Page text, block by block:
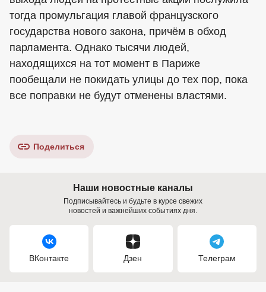
тогда промульгация главой французского
государства нового закона, причём в обход
парламента. Однако тысячи людей,
находящихся на тот момент в Париже
пообещали не покидать улицы до тех пор, пока
все поправки не будут отменены властями.
Поделиться
Наши новостные каналы
Подписывайтесь и будьте в курсе свежих
новостей и важнейших событиях дня.
ВКонтакте Дзен Телеграм